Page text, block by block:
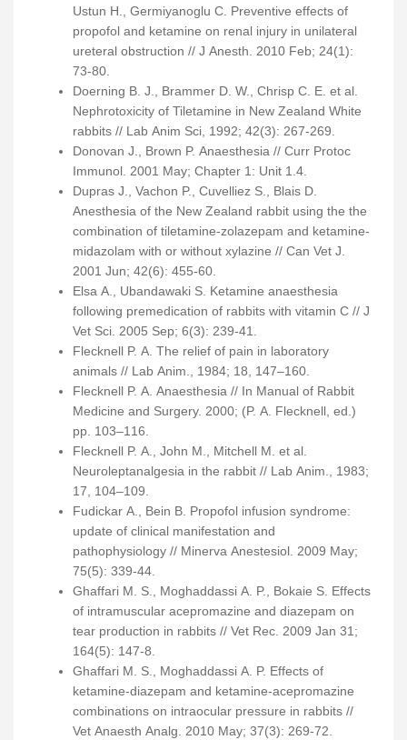
Ustun H., Germiyanoglu C. Preventive effects of
propofol and ketamine on renal injury in unilateral
ureteral obstruction // J Anesth. 2010 Feb; 24(1):
73-80.
Doerning B. J., Brammer D. W., Chrisp C. E. et al.
Nephrotoxicity of Tiletamine in New Zealand White
rabbits // Lab Anim Sci, 1992; 42(3): 267-269.
Donovan J., Brown P. Anaesthesia // Curr Protoc
Immunol. 2001 May; Chapter 1: Unit 1.4.
Dupras J., Vachon P., Cuvelliez S., Blais D.
Anesthesia of the New Zealand rabbit using the the
combination of tiletamine-zolazepam and ketamine-
midazolam with or without xylazine // Can Vet J.
2001 Jun; 42(6): 455-60.
Elsa A., Ubandawaki S. Ketamine anaesthesia
following premedication of rabbits with vitamin C // J
Vet Sci. 2005 Sep; 6(3): 239-41.
Flecknell P. A. The relief of pain in laboratory
animals // Lab Anim., 1984; 18, 147–160.
Flecknell P. A. Anaesthesia // In Manual of Rabbit
Medicine and Surgery. 2000; (P. A. Flecknell, ed.)
pp. 103–116.
Flecknell P. A., John M., Mitchell M. et al.
Neuroleptanalgesia in the rabbit // Lab Anim., 1983;
17, 104–109.
Fudickar A., Bein B. Propofol infusion syndrome:
update of clinical manifestation and
pathophysiology // Minerva Anestesiol. 2009 May;
75(5): 339-44.
Ghaffari M. S., Moghaddassi A. P., Bokaie S. Effects
of intramuscular acepromazine and diazepam on
tear production in rabbits // Vet Rec. 2009 Jan 31;
164(5): 147-8.
Ghaffari M. S., Moghaddassi A. P. Effects of
ketamine-diazepam and ketamine-acepromazine
combinations on intraocular pressure in rabbits //
Vet Anaesth Analg. 2010 May; 37(3): 269-72.